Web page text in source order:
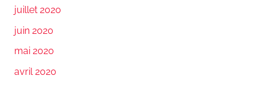
juillet 2020
juin 2020
mai 2020
avril 2020